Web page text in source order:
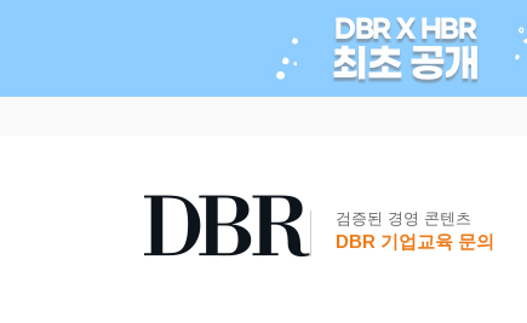
검증된 경영 콘텐츠
DBR 기업교육 문의